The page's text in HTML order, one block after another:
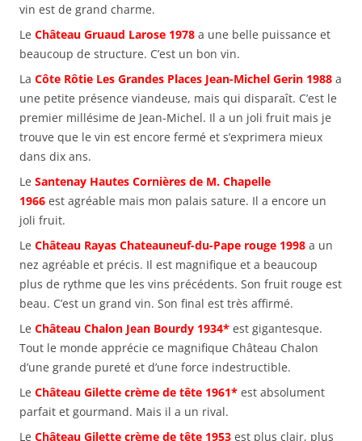
vin est de grand charme.
Le Château Gruaud Larose 1978 a une belle puissance et
beaucoup de structure. C’est un bon vin.
La Côte Rôtie Les Grandes Places Jean-Michel Gerin 1988 a
une petite présence viandeuse, mais qui disparaît. C’est le
premier millésime de Jean-Michel. Il a un joli fruit mais je
trouve que le vin est encore fermé et s’exprimera mieux
dans dix ans.
Le Santenay Hautes Cornières de M. Chapelle
1966 est agréable mais mon palais sature. Il a encore un
joli fruit.
Le Château Rayas Chateauneuf-du-Pape rouge 1998 a un
nez agréable et précis. Il est magnifique et a beaucoup
plus de rythme que les vins précédents. Son fruit rouge est
beau. C’est un grand vin. Son final est très affirmé.
Le Château Chalon Jean Bourdy 1934* est gigantesque.
Tout le monde apprécie ce magnifique Château Chalon
d’une grande pureté et d’une force indestructible.
Le Château Gilette crème de tête 1961* est absolument
parfait et gourmand. Mais il a un rival.
Le Château Gilette crème de tête 1953 est plus clair, plus